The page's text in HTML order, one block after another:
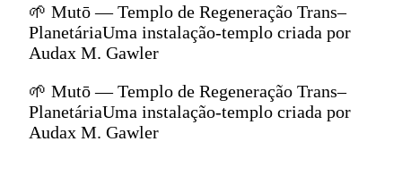
🌱 Mutō — Templo de Regeneração Trans–
PlanetáriaUma instalação-templo criada por
Audax M. Gawler
🌱 Mutō — Templo de Regeneração Trans–
PlanetáriaUma instalação-templo criada por
Audax M. Gawler